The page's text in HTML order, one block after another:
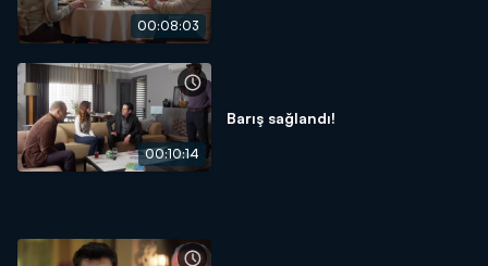
00:08:03
00:10:14
Barış sağlandı!